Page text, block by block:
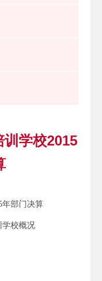
学校2015
年部门决算
学校概况